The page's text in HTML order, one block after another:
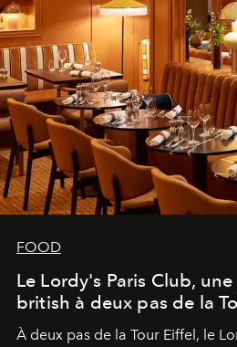
FOOD
Le Lordy's Paris Club,
british à deux pas de la
À deux pas de la Tour Eiffel, le